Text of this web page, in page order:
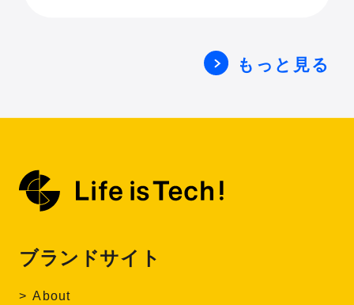
もっと見る
ブランドサイト
About